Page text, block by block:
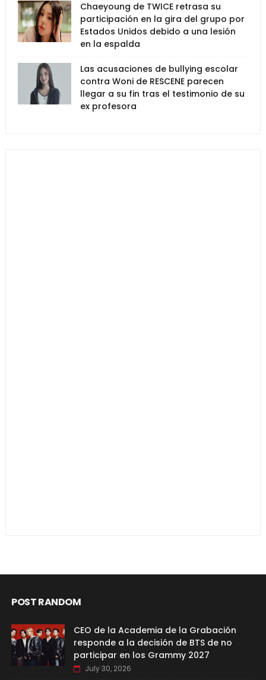
Chaeyoung de TWICE retrasa su
participación en la gira del grupo por
Estados Unidos debido a una lesión
en la espalda
Las acusaciones de bullying escolar
contra Woni de RESCENE parecen
llegar a su fin tras el testimonio de su
ex profesora
POST RANDOM
CEO de la Academia de la Grabación
responde a la decisión de BTS de no
participar en los Grammy 2027
July 30, 2026